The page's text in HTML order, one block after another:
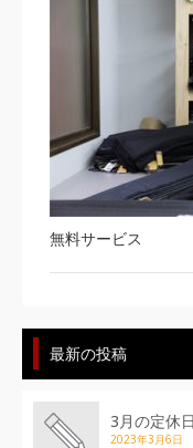
無料サービス
最新の投稿
3月の定休
2023年3月6日